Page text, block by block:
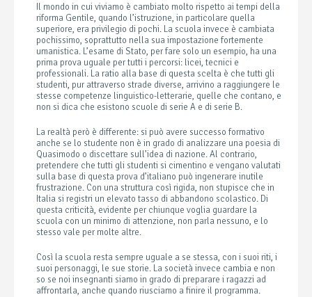
Il mondo in cui viviamo è cambiato molto rispetto ai tempi della
riforma Gentile, quando l’istruzione, in particolare quella
superiore, era privilegio di pochi. La scuola invece è cambiata
pochissimo, soprattutto nella sua impostazione fortemente
umanistica. L’esame di Stato, per fare solo un esempio, ha una
prima prova uguale per tutti i percorsi: licei, tecnici e
professionali. La ratio alla base di questa scelta è che tutti gli
studenti, pur attraverso strade diverse, arrivino a raggiungere le
stesse competenze linguistico-letterarie, quelle che contano, e
non si dica che esistono scuole di serie A e di serie B.
La realtà però è differente: si può avere successo formativo
anche se lo studente non è in grado di analizzare una poesia di
Quasimodo o discettare sull’idea di nazione. Al contrario,
pretendere che tutti gli studenti si cimentino e vengano valutati
sulla base di questa prova d’italiano può ingenerare inutile
frustrazione. Con una struttura così rigida, non stupisce che in
Italia si registri un elevato tasso di abbandono scolastico. Di
questa criticità, evidente per chiunque voglia guardare la
scuola con un minimo di attenzione, non parla nessuno, e lo
stesso vale per molte altre.
Così la scuola resta sempre uguale a se stessa, con i suoi riti, i
suoi personaggi, le sue storie. La società invece cambia e non
so se noi insegnanti siamo in grado di preparare i ragazzi ad
affrontarla, anche quando riusciamo a finire il programma.